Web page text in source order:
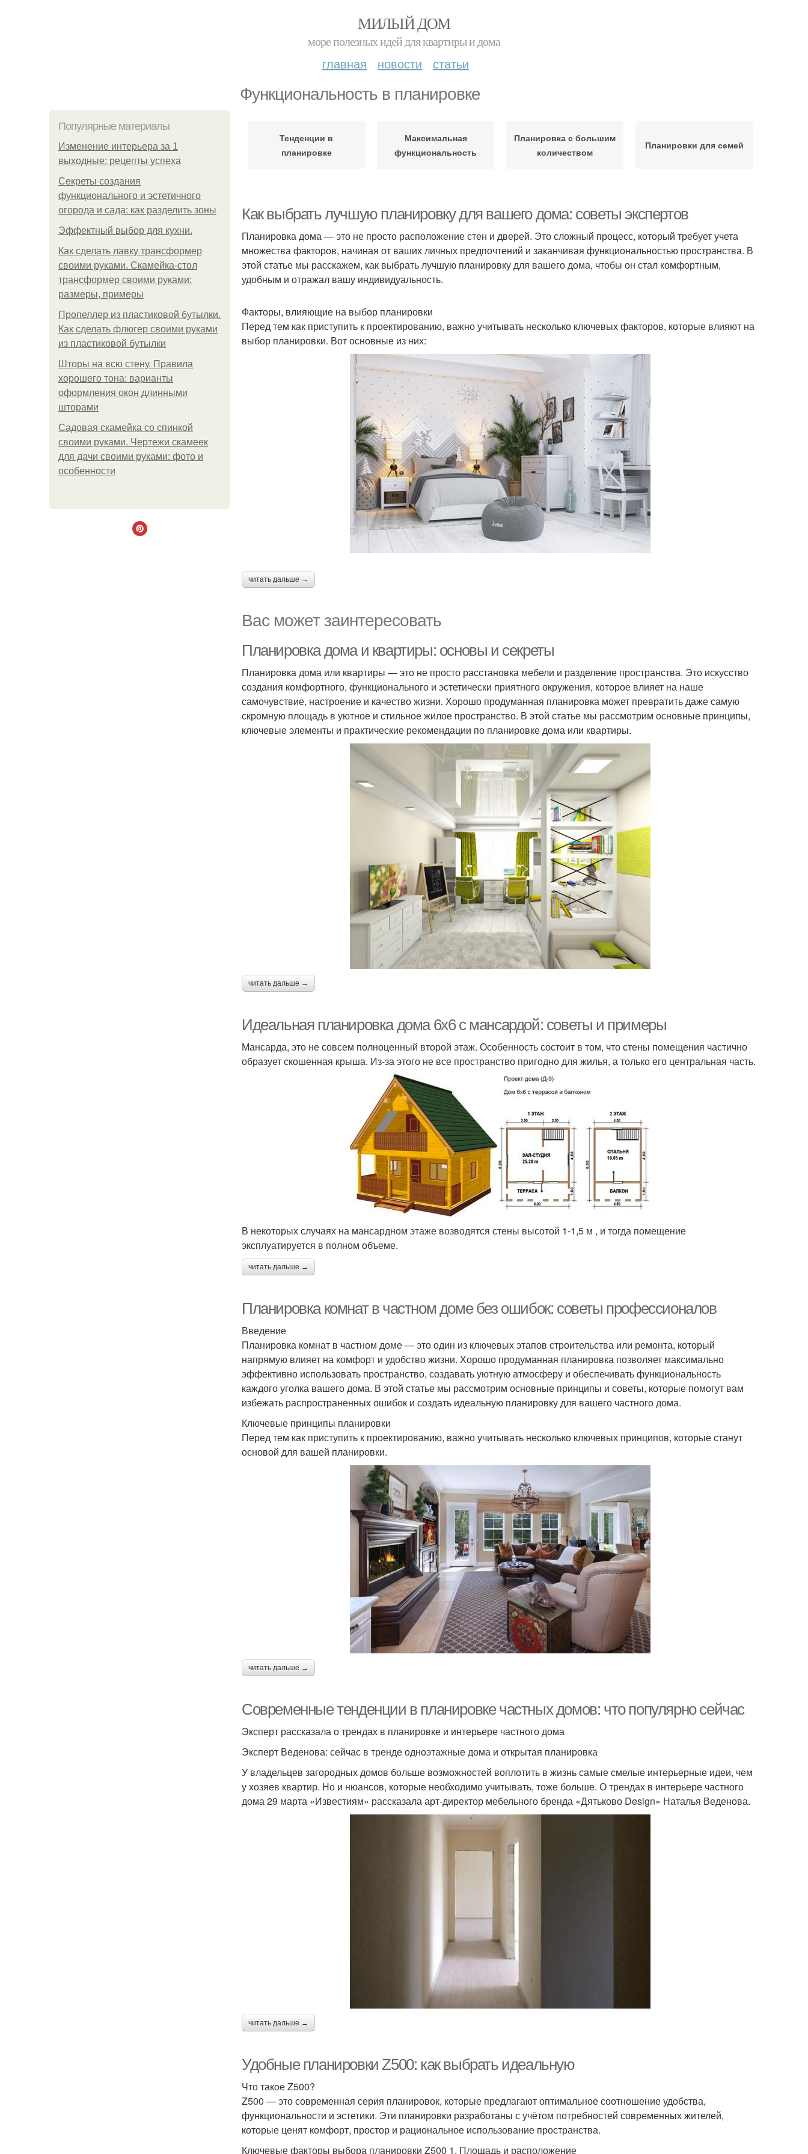
МИЛЫЙ ДОМ
море полезных идей для квартиры и дома
главная новости статьи
Функциональность в планировке
Популярные материалы
Изменение интерьера за 1
выходные: рецепты успеха
Секреты создания
функционального и эстетичного
огорода и сада: как разделить зоны
Эффектный выбор для кухни.
Как сделать лавку трансформер
своими руками. Скамейка-стол
трансформер своими руками:
размеры, примеры
Пропеллер из пластиковой бутылки.
Как сделать флюгер своими руками
из пластиковой бутылки
Шторы на всю стену. Правила
хорошего тона: варианты
оформления окон длинными
шторами
Садовая скамейка со спинкой
своими руками. Чертежи скамеек
для дачи своими руками: фото и
особенности
Тенденции в
планировке
Максимальная
функциональность
Планировка с большим
количеством
Планировки для семей
Как выбрать лучшую планировку для вашего дома: советы экспертов
Планировка дома — это не просто расположение стен и дверей. Это сложный процесс, который требует учета
множества факторов, начиная от ваших личных предпочтений и заканчивая функциональностью пространства. В
этой статье мы расскажем, как выбрать лучшую планировку для вашего дома, чтобы он стал комфортным,
удобным и отражал вашу индивидуальность.
Факторы, влияющие на выбор планировки
Перед тем как приступить к проектированию, важно учитывать несколько ключевых факторов, которые влияют на
выбор планировки. Вот основные из них:
читать дальше →
Вас может заинтересовать
Планировка дома и квартиры: основы и секреты
Планировка дома или квартиры — это не просто расстановка мебели и разделение пространства. Это искусство
создания комфортного, функционального и эстетически приятного окружения, которое влияет на наше
самочувствие, настроение и качество жизни. Хорошо продуманная планировка может превратить даже самую
скромную площадь в уютное и стильное жилое пространство. В этой статье мы рассмотрим основные принципы,
ключевые элементы и практические рекомендации по планировке дома или квартиры.
читать дальше →
Идеальная планировка дома 6х6 с мансардой: советы и примеры
Мансарда, это не совсем полноценный второй этаж. Особенность состоит в том, что стены помещения частично
образует скошенная крыша. Из-за этого не все пространство пригодно для жилья, а только его центральная часть.
В некоторых случаях на мансардном этаже возводятся стены высотой 1-1,5 м , и тогда помещение
эксплуатируется в полном объеме.
читать дальше →
Планировка комнат в частном доме без ошибок: советы профессионалов
Введение
Планировка комнат в частном доме — это один из ключевых этапов строительства или ремонта, который
напрямую влияет на комфорт и удобство жизни. Хорошо продуманная планировка позволяет максимально
эффективно использовать пространство, создавать уютную атмосферу и обеспечивать функциональность
каждого уголка вашего дома. В этой статье мы рассмотрим основные принципы и советы, которые помогут вам
избежать распространенных ошибок и создать идеальную планировку для вашего частного дома.
Ключевые принципы планировки
Перед тем как приступить к проектированию, важно учитывать несколько ключевых принципов, которые станут
основой для вашей планировки.
читать дальше →
Современные тенденции в планировке частных домов: что популярно сейчас
Эксперт рассказала о трендах в планировке и интерьере частного дома
Эксперт Веденова: сейчас в тренде одноэтажные дома и открытая планировка
У владельцев загородных домов больше возможностей воплотить в жизнь самые смелые интерьерные идеи, чем
у хозяев квартир. Но и нюансов, которые необходимо учитывать, тоже больше. О трендах в интерьере частного
дома 29 марта «Известиям» рассказала арт-директор мебельного бренда «Дятьково Design» Наталья Веденова.
читать дальше →
Удобные планировки Z500: как выбрать идеальную
Что такое Z500?
Z500 — это современная серия планировок, которые предлагают оптимальное соотношение удобства,
функциональности и эстетики. Эти планировки разработаны с учётом потребностей современных жителей,
которые ценят комфорт, простор и рациональное использование пространства.
Ключевые факторы выбора планировки Z500 1. Площадь и расположение